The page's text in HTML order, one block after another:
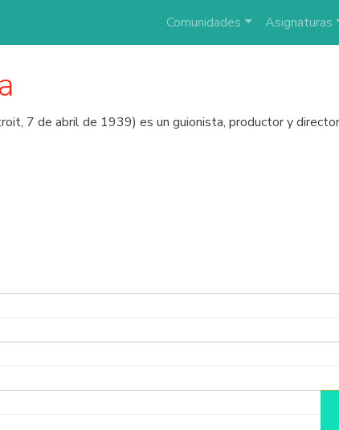
Comunidades Asignaturas
7 de abril de 1939) es un guionista, productor y